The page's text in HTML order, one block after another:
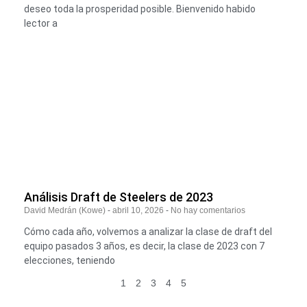
deseo toda la prosperidad posible. Bienvenido habido
lector a
Análisis Draft de Steelers de 2023
David Medrán (Kowe) abril 10, 2026 No hay comentarios
Cómo cada año, volvemos a analizar la clase de draft del
equipo pasados 3 años, es decir, la clase de 2023 con 7
elecciones, teniendo
1 2 3 4 5